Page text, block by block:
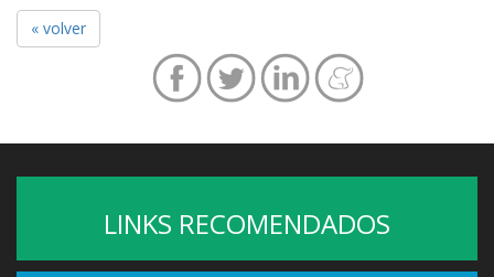
« volver
LINKS RECOMENDADOS